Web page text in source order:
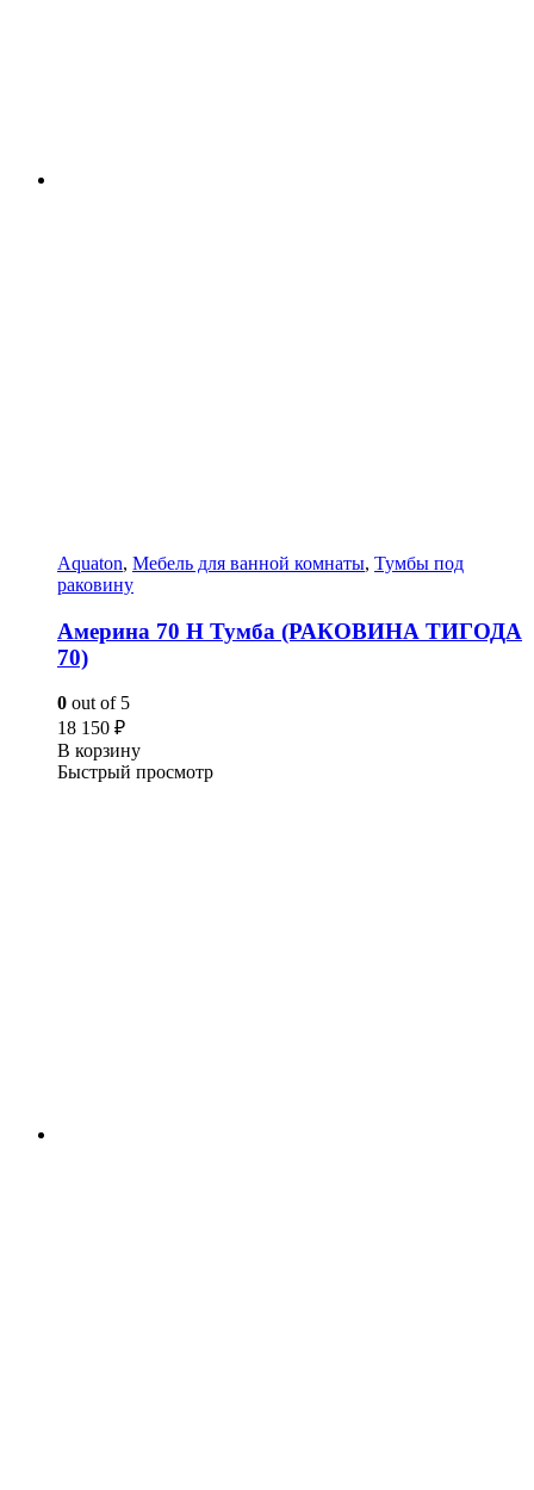
Aquaton, Мебель для ванной комнаты, Тумбы под
раковину
Америна 70 Н Тумба (РАКОВИНА ТИГОДА
70)
0 out of 5
18 150 ₽
В корзину
Быстрый просмотр